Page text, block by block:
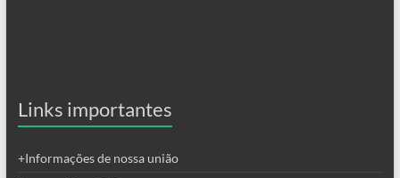
Links importantes
+Informações de nossa união